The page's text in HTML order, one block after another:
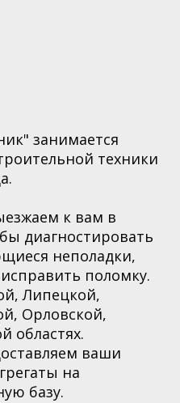
занимается
техники
к вам в
диагностировать
неполадки,
поломку.
Липецкой,
Орловской,
областях.
ваши
на
базу.